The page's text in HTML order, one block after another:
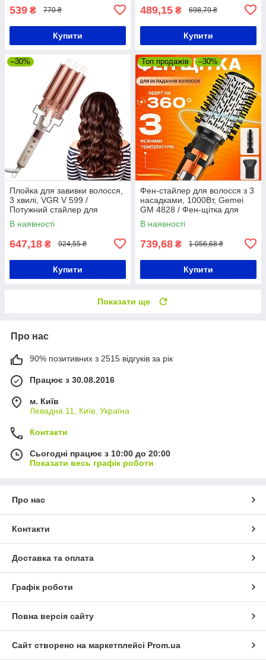
539 ₴ 770 ₴
Купити
489,15 ₴ 698,79 ₴
Купити
–30%
Плойка для завивки волосся,
3 хвилі, VGR V 599 /
Потужний стайлер для
укладання волосся / Плойка
для локонів
В наявності
647,18 ₴ 924,55 ₴
Купити
Топ продажів –30%
Фен-стайлер для волосся з 3
насадками, 1000Вт, Gemei
GM 4828 / Фен-щітка для
волосся з обертанням /
Сушка для волос
В наявності
739,68 ₴ 1 056,68 ₴
Купити
Показати ще
Про нас
90% позитивних з 2515 відгуків за рік
Працює з 30.08.2016
м. Київ
Левадна 11, Київ, Україна
Контакти
Сьогодні працює з 10:00 до 20:00
Показати весь графік роботи
Про нас
Контакти
Доставка та оплата
Графік роботи
Повна версія сайту
Сайт створено на маркетплейсі Prom.ua